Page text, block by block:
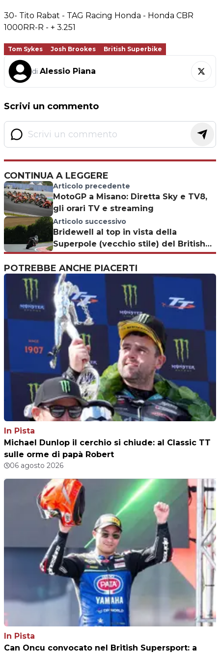
30- Tito Rabat - TAG Racing Honda - Honda CBR
1000RR-R - + 3.251
Tom Sykes Josh Brookes British Superbike
di Alessio Piana
Scrivi un commento
CONTINUA A LEGGERE
Articolo precedente
MotoGP a Misano: Diretta Sky e TV8,
gli orari TV e streaming
Articolo successivo
Bridewell al top in vista della
Superpole (vecchio stile) del British
Superbike
POTREBBE ANCHE PIACERTI
In Pista
Michael Dunlop il cerchio si chiude: al Classic TT
sulle orme di papà Robert
06 agosto 2026
In Pista
Can Oncu convocato nel British Supersport: a